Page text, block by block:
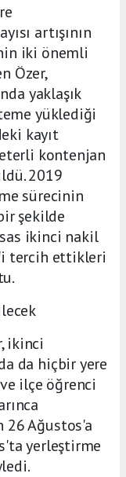
artışının
iki önemli
Özer,
yaklaşık
yüklediği
kayıt
kontenjan
2019
sürecinin
şekilde
ikinci nakil
tercih ettikleri
ikinci
da hiçbir yere
ilçe öğrenci
26 Ağustos'a
yerleştirme